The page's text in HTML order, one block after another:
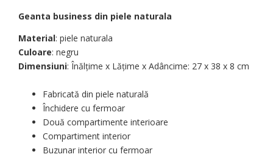
Geanta business din piele naturala
Material: piele naturala
Culoare: negru
Dimensiuni: Înălțime x Lățime x Adâncime: 27 х 38 х 8 cm
Fabricată din piele naturală
Închidere cu fermoar
Două compartimente interioare
Compartiment interior
Buzunar interior cu fermoar